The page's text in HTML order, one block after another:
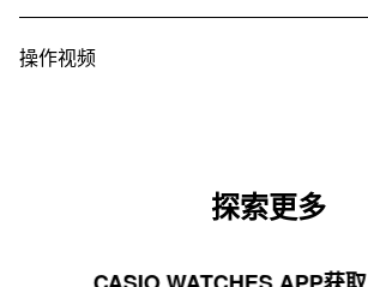
操作视频
探索更多